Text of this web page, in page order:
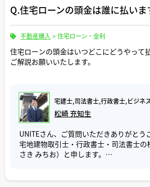
都道府県の本局でのみ取得ができ、登記
や成年被後見人等の四親等内の親族以外
は、委任状が必要です。
弁護士や司法書士に依頼するものは「成
申立て」になります。
どちらに依頼しても良いですが、親族間
不動産業界では、高齢の不動産所有者が
判断能力が低下している場合に、売却手
判断能力が不十分な方が単独で行った売
れる可能性があるため、仲介に入る不動
を代理する司法書士には、契約当事者の
・根抵当権者の登記識別情報または登記
・根抵当権設定者の承諾書
・根抵当権設定者の印鑑証明書(有効期限
ただし、根抵当権設定者が法人の場合は
等番号を記載すれば印鑑証明書は不要で
・司法書士や弁護士に依頼する場合、(代
て)委任状
※根抵当権の譲渡人、譲受人が金融機関
合、会社法人等番号を申請書に記載する
会社の登記簿謄本を取得して確認してお
登録免許税は、極度額に1000分の２を
Q.住宅ローンの頭金は誰に払いま
不動産購入 >住宅ローン・金利
住宅ローンの頭金はいつどこにどうやって
ご解説お願いいたします。
宅建士,司法書士,行政書士,ビジネ
松崎 充知生
UNITEさん、ご質問いただきありがとう
宅地建物取引士・行政書士・司法書士の
さき みちお）と申します。